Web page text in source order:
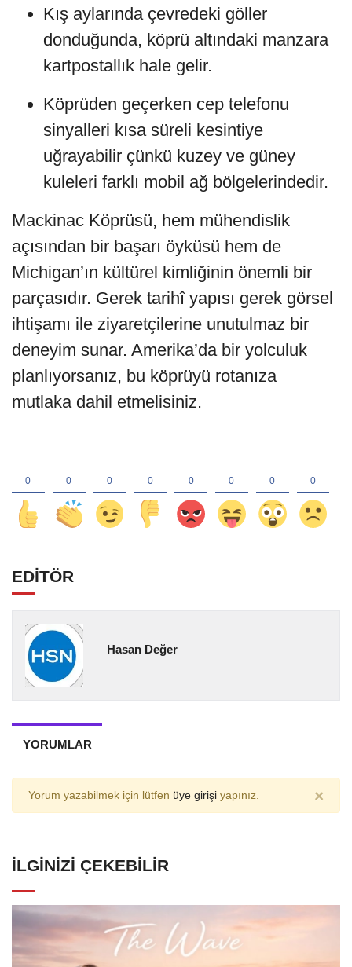
Kış aylarında çevredeki göller
donduğunda, köprü altındaki manzara
kartpostallık hale gelir.
Köprüden geçerken cep telefonu
sinyalleri kısa süreli kesintiye
uğrayabilir çünkü kuzey ve güney
kuleleri farklı mobil ağ bölgelerindedir.
Mackinac Köprüsü, hem mühendislik
açısından bir başarı öyküsü hem de
Michigan’ın kültürel kimliğinin önemli bir
parçasıdır. Gerek tarihî yapısı gerek görsel
ihtişamı ile ziyaretçilerine unutulmaz bir
deneyim sunar. Amerika’da bir yolculuk
planlıyorsanız, bu köprüyü rotanıza
mutlaka dahil etmelisiniz.
EDİTÖR
Hasan Değer
YORUMLAR
Yorum yazabilmek için lütfen üye girişi yapınız. ×
İLGINIZI ÇEKEBILIR